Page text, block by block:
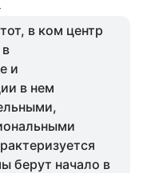
в ком центр
и
в нем
берут начало в